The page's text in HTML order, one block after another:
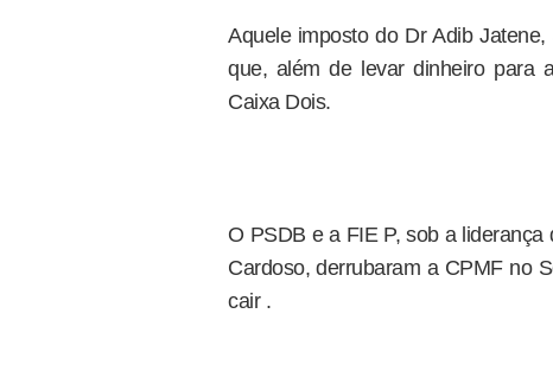
Aquele imposto do Dr Adib
que, além de levar dinheiro para
Caixa Dois.
O PSDB e a FIE P, sob a
Cardoso, derrubaram a CPMF no
cair .